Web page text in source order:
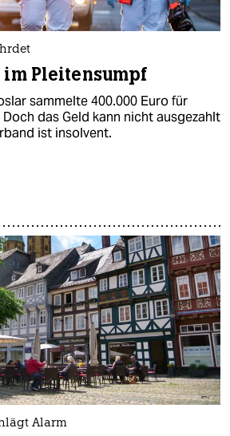
Pleitensumpf
sammelte 400.000 Euro für
das Geld kann nicht ausgezahlt
ist insolvent.
Alarm